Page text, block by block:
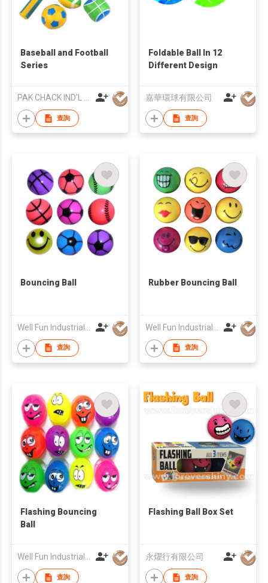
Baseball and Football
Series
PAK CHACK IND'L CO
查詢
Foldable Ball In 12
Different Design
嘉華環球有限公司
查詢
Bouncing Ball
查詢
Rubber Bouncing Ball
查詢
Flashing Bouncing
Ball
查詢
Flashing Ball Box Set
永燿行有限公司
查詢